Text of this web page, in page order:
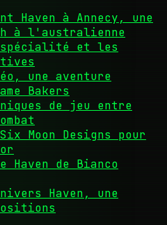
Haven à Annecy, une
à l'australienne
et les
une aventure
Bakers
de jeu entre
Moon Designs pour
Haven de Bianco
Haven, une